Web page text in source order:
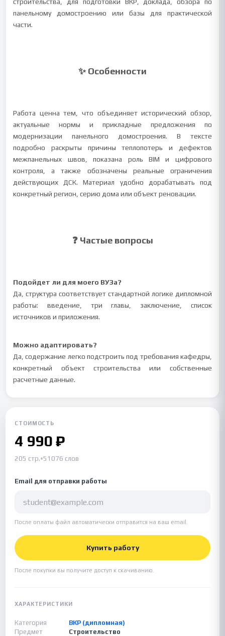
панельному домостроению или базы для практической
части.
✨ Особенности
Работа ценна тем, что объединяет исторический обзор,
актуальные нормы и прикладные предложения по
модернизации панельного домостроения. В тексте
подробно раскрыты причины теплопотерь и дефектов
межпанельных швов, показана роль BIM и цифрового
контроля, а также обозначены реальные ограничения
действующих ДСК. Материал удобно дорабатывать под
конкретный регион, серию дома или объект реновации.
❓ Частые вопросы
Подойдет ли для моего ВУЗа?
Да, структура соответствует стандартной логике дипломной
работы: введение, три главы, заключение, список
источников и приложения.
Можно адаптировать?
Да, содержание легко подстроить под требования кафедры,
конкретный объект строительства или собственные
расчетные данные.
СТОИМОСТЬ
4 990 ₽
205 стр.•51076 слов
Email для отправки работы
После оплаты файл автоматически отправится на ваш email.
Купить работу
После покупки вы получите доступ к скачиванию.
ХАРАКТЕРИСТИКИ
Категория
ВКР (дипломная)
Предмет
Строительство